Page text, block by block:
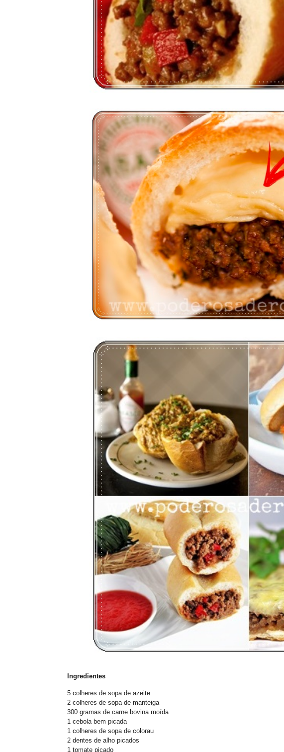
Ingredientes
5 colheres de sopa de azeite
2 colheres de sopa de manteiga
300 gramas de carne bovina moída
1 cebola bem picada
1 colheres de sopa de colorau
2 dentes de alho picados
1 tomate picado